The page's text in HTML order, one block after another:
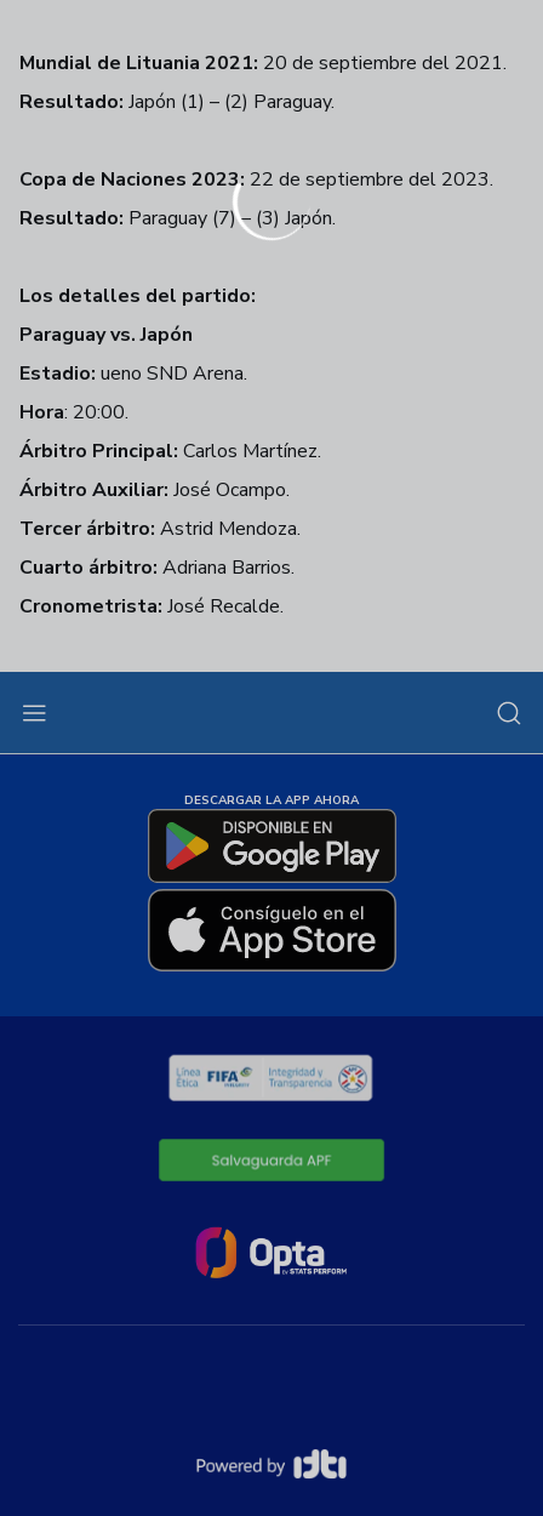
Mundial de Lituania 2021: 20 de septiembre del 2021.
Resultado: Japón (1) – (2) Paraguay.
Copa de Naciones 2023: 22 de septiembre del 2023.
Resultado: Paraguay (7) – (3) Japón.
Los detalles del partido:
Paraguay vs. Japón
Estadio: ueno SND Arena.
Hora: 20:00.
Árbitro Principal: Carlos Martínez.
Árbitro Auxiliar: José Ocampo.
Tercer árbitro: Astrid Mendoza.
Cuarto árbitro: Adriana Barrios.
Cronometrista: José Recalde.
DESCARGAR LA APP AHORA